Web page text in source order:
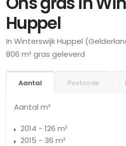
Huppel
In Winterswijk Huppel
806 m² gras geleverd
Aantal Postcode
Aantal m²
2014 - 126 m²
2015 - 36 m²